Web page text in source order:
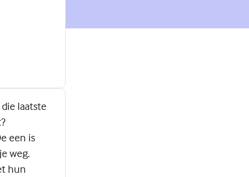
laatste
een is
weg.
hun